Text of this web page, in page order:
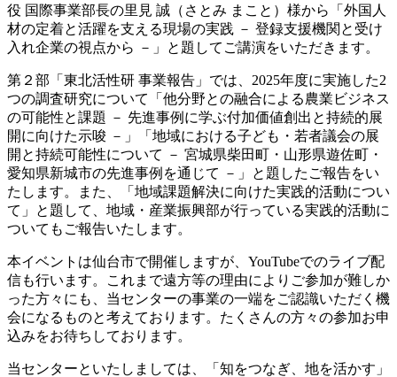
役 国際事業部長の里見 誠（さとみ まこと）様から「外国人
材の定着と活躍を支える現場の実践 － 登録支援機関と受け
入れ企業の視点から －」と題してご講演をいただきます。
第２部「東北活性研 事業報告」では、2025年度に実施した2
つの調査研究について「他分野との融合による農業ビジネス
の可能性と課題 － 先進事例に学ぶ付加価値創出と持続的展
開に向けた示唆 －」「地域における子ども・若者議会の展
開と持続可能性について － 宮城県柴田町・山形県遊佐町・
愛知県新城市の先進事例を通じて －」と題したご報告をい
たします。また、「地域課題解決に向けた実践的活動につい
て」と題して、地域・産業振興部が行っている実践的活動に
ついてもご報告いたします。
本イベントは仙台市で開催しますが、YouTubeでのライブ配
信も行います。これまで遠方等の理由によりご参加が難しか
った方々にも、当センターの事業の一端をご認識いただく機
会になるものと考えております。たくさんの方々の参加お申
込みをお待ちしております。
当センターといたしましては、「知をつなぎ、地を活かす」